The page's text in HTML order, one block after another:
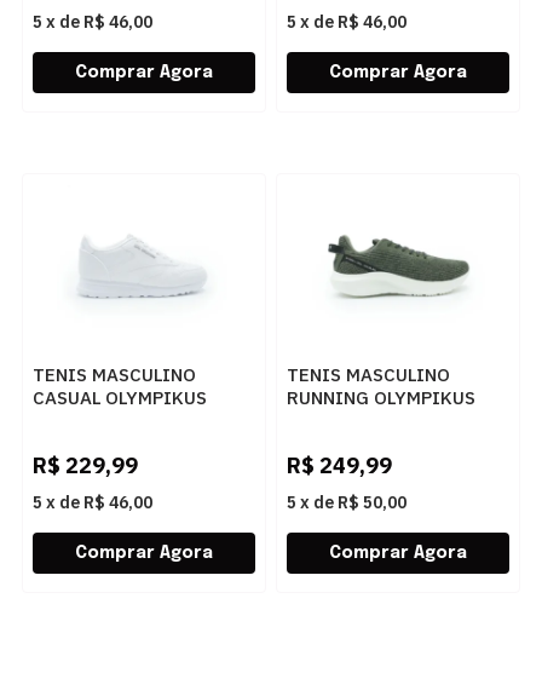
5 x de R$ 46,00 5 x de R$ 46,00
TENIS MASCULINO
CASUAL OLYMPIKUS
R$ 229,99
5 x de R$ 46,00
TENIS MASCULINO
RUNNING OLYMPIKUS
R$ 249,99
5 x de R$ 50,00